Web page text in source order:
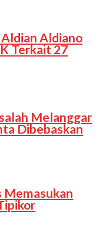
Aldiano
Terkait 27
Melanggar
Dibebaskan
Memasukan